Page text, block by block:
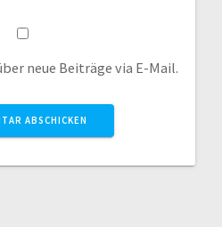
neue Beiträge via E-Mail.